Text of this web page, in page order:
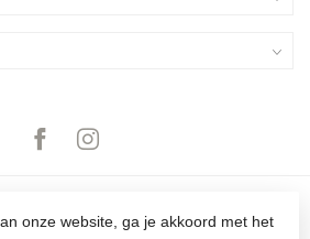
onze website, ga je akkoord met het